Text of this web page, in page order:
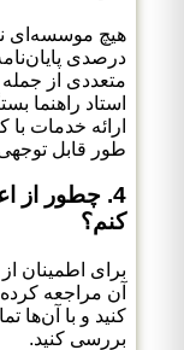
هیچ موسسه‌ای
درصدی
متعددی از
استاد راهنما
ارائه خدمات
طور قابل
4. چطور از
کنم؟
برای اطمینان
آن مراجعه
کنید و با آن‌ها
بررسی کنید.